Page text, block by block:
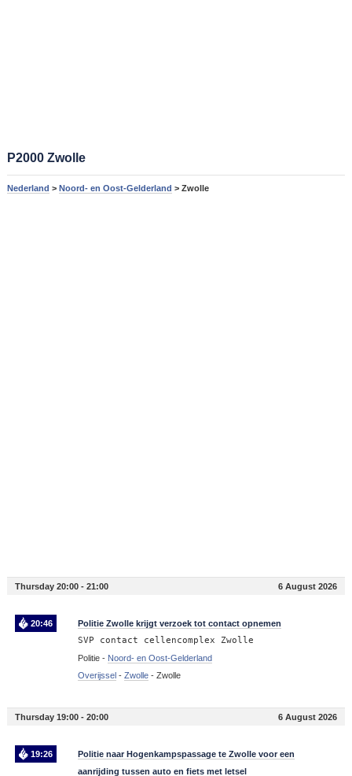
P2000 Zwolle
Nederland > Noord- en Oost-Gelderland > Zwolle
Thursday 20:00 - 21:00 6 August 2026
20:46 Politie Zwolle krijgt verzoek tot contact opnemen
SVP contact cellencomplex Zwolle
Politie - Noord- en Oost-Gelderland
Overijssel- Zwolle- Zwolle
Thursday 19:00 - 20:00 6 August 2026
19:26
Politie naar Hogenkampspassage te Zwolle voor een
aanrijding tussen auto en fiets met letsel